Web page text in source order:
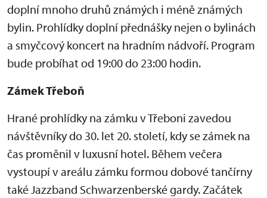
doplní mnoho druhů známých i méně známých
bylin. Prohlídky doplní přednášky nejen o bylinách
a smyčcový koncert na hradním nádvoří. Program
bude probíhat od 19:00 do 23:00 hodin.
Zámek Třeboň
Hrané prohlídky na zámku v Třeboni zavedou
návštěvníky do 30. let 20. století, kdy se zámek na
čas proměnil v luxusní hotel. Během večera
vystoupí v areálu zámku formou dobové tančírny
také Jazzband Schwarzenberské gardy. Začátek